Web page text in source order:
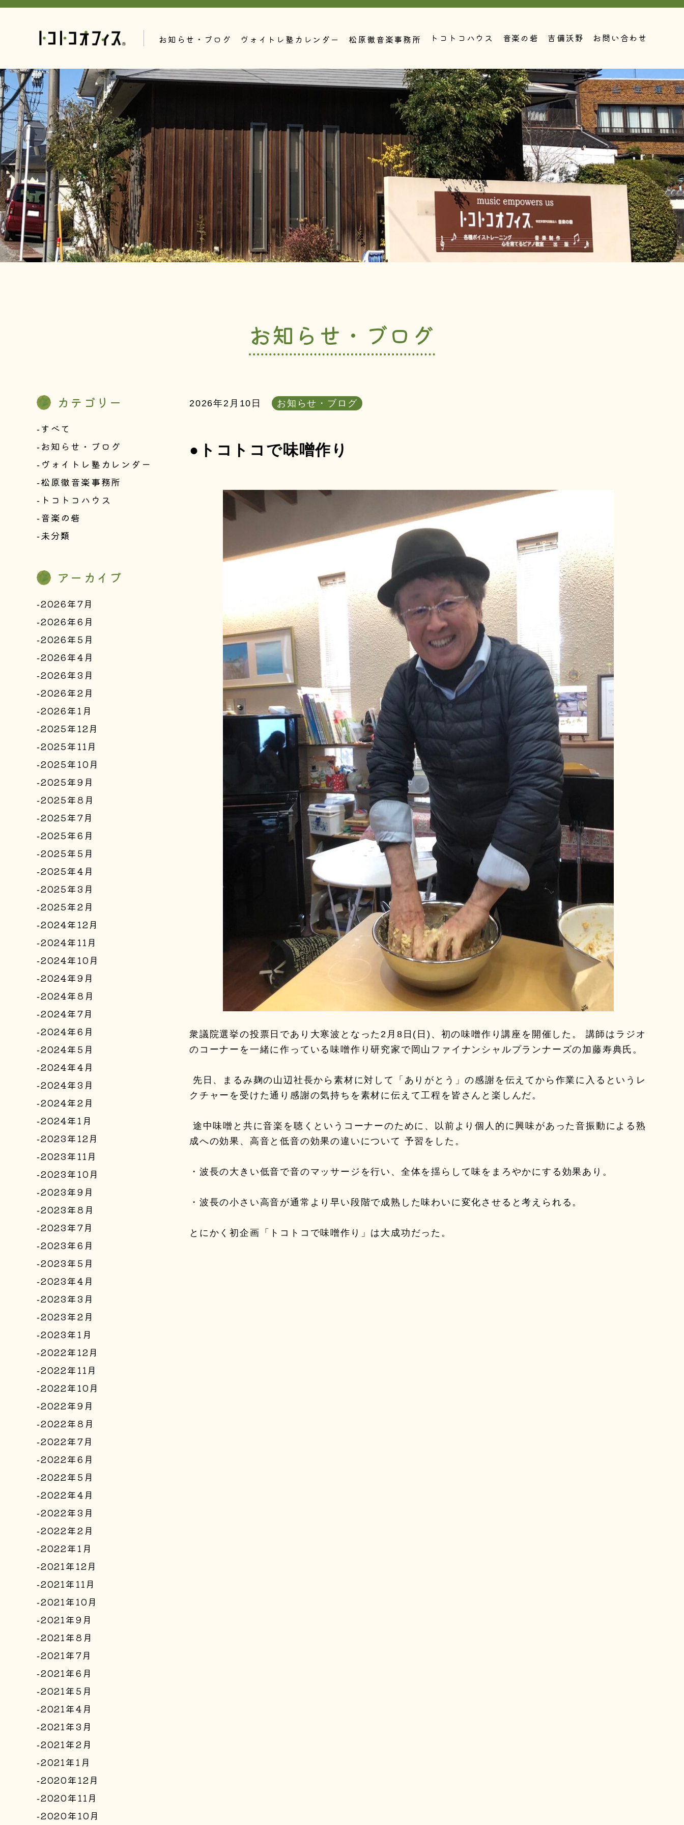
お知らせ・ブログ ヴォイトレ塾カレンダー 松原徹音楽事務所 トコトコハウス 音楽の砦 吉備沃野 お問い合わせ
お知らせ・ブログ
カテゴリー
すべて
お知らせ・ブログ
ヴォイトレ塾カレンダー
松原徹音楽事務所
トコトコハウス
音楽の砦
未分類
アーカイブ
2026年7月
2026年6月
2026年5月
2026年4月
2026年3月
2026年2月
2026年1月
2025年12月
2025年11月
2025年10月
2025年9月
2025年8月
2025年7月
2025年6月
2025年5月
2025年4月
2025年3月
2025年2月
2024年12月
2024年11月
2024年10月
2024年9月
2024年8月
2024年7月
2024年6月
2024年5月
2024年4月
2024年3月
2024年2月
2024年1月
2023年12月
2023年11月
2023年10月
2023年9月
2023年8月
2023年7月
2023年6月
2023年5月
2023年4月
2023年3月
2023年2月
2023年1月
2022年12月
2022年11月
2022年10月
2022年9月
2022年8月
2022年7月
2022年6月
2022年5月
2022年4月
2022年3月
2022年2月
2022年1月
2021年12月
2021年11月
2021年10月
2021年9月
2021年8月
2021年7月
2021年6月
2021年5月
2021年4月
2021年3月
2021年2月
2021年1月
2020年12月
2020年11月
2020年10月
2026年2月10日 お知らせ・ブログ
●トコトコで味噌作り
衆議院選挙の投票日であり大寒波となった2月8日(日)、初の味噌作り講座を開催した。 講師はラジオ
のコーナーを一緒に作っている味噌作り研究家で岡山ファイナンシャルプランナーズの加藤寿典氏。
先日、まるみ麹の山辺社長から素材に対して「ありがとう」の感謝を伝えてから作業に入るというレ
クチャーを受けた通り感謝の気持ちを素材に伝えて工程を皆さんと楽しんだ。
途中味噌と共に音楽を聴くというコーナーのために、以前より個人的に興味があった音振動による熟
成への効果、高音と低音の効果の違いについて 予習をした。
・波長の大きい低音で音のマッサージを行い、全体を揺らして味をまろやかにする効果あり。
・波長の小さい高音が通常より早い段階で成熟した味わいに変化させると考えられる。
とにかく初企画「トコトコで味噌作り」は大成功だった。